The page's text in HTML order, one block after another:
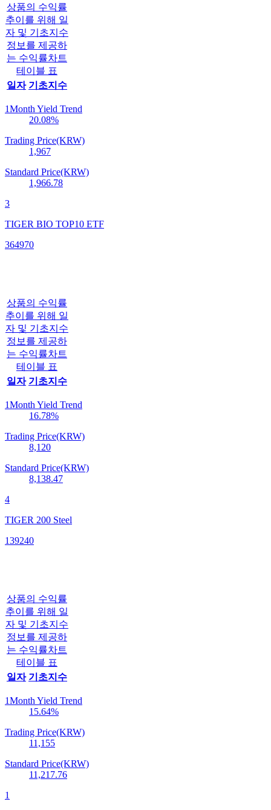
상품의 수익률
추이를 위해 일
자 및 기초지수
정보를 제공하
는 수익률차트
테이블 표
일자 기초지수
1Month Yield Trend
20.08%
Trading Price(KRW)
1,967
Standard Price(KRW)
1,966.78
3
TIGER BIO TOP10 ETF
364970
상품의 수익률
추이를 위해 일
자 및 기초지수
정보를 제공하
는 수익률차트
테이블 표
일자 기초지수
1Month Yield Trend
16.78%
Trading Price(KRW)
8,120
Standard Price(KRW)
8,138.47
4
TIGER 200 Steel
139240
상품의 수익률
추이를 위해 일
자 및 기초지수
정보를 제공하
는 수익률차트
테이블 표
일자 기초지수
1Month Yield Trend
15.64%
Trading Price(KRW)
11,155
Standard Price(KRW)
11,217.76
1